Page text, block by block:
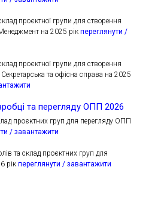
проєктної групи для створення
на 2025 рік переглянути /
проєктної групи для створення
та офісна справа на 2025
та перегляду ОПП 2026
проєктних груп для перегляду ОПП
/ завантажити
та склад проєктних груп для
рік переглянути / завантажити